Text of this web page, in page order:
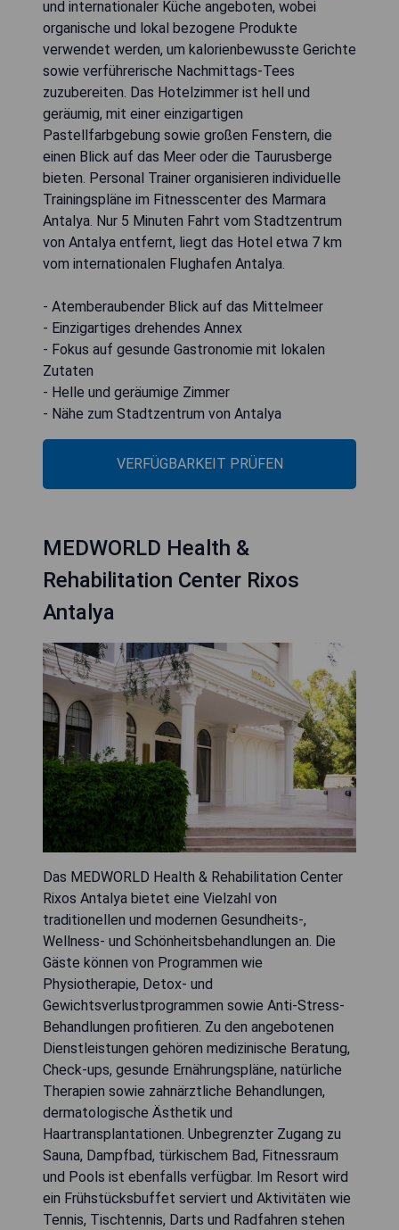
und internationaler Küche angeboten, wobei
organische und lokal bezogene Produkte
verwendet werden, um kalorienbewusste Gerichte
sowie verführerische Nachmittags-Tees
zuzubereiten. Das Hotelzimmer ist hell und
geräumig, mit einer einzigartigen
Pastellfarbgebung sowie großen Fenstern, die
einen Blick auf das Meer oder die Taurusberge
bieten. Personal Trainer organisieren individuelle
Trainingspläne im Fitnesscenter des Marmara
Antalya. Nur 5 Minuten Fahrt vom Stadtzentrum
von Antalya entfernt, liegt das Hotel etwa 7 km
vom internationalen Flughafen Antalya.
- Atemberaubender Blick auf das Mittelmeer
- Einzigartiges drehendes Annex
- Fokus auf gesunde Gastronomie mit lokalen
Zutaten
- Helle und geräumige Zimmer
- Nähe zum Stadtzentrum von Antalya
VERFÜGBARKEIT PRÜFEN
MEDWORLD Health &
Rehabilitation Center Rixos
Antalya
Das MEDWORLD Health & Rehabilitation Center
Rixos Antalya bietet eine Vielzahl von
traditionellen und modernen Gesundheits-,
Wellness- und Schönheitsbehandlungen an. Die
Gäste können von Programmen wie
Physiotherapie, Detox- und
Gewichtsverlustprogrammen sowie Anti-Stress-
Behandlungen profitieren. Zu den angebotenen
Dienstleistungen gehören medizinische Beratung,
Check-ups, gesunde Ernährungspläne, natürliche
Therapien sowie zahnärztliche Behandlungen,
dermatologische Ästhetik und
Haartransplantationen. Unbegrenzter Zugang zu
Sauna, Dampfbad, türkischem Bad, Fitnessraum
und Pools ist ebenfalls verfügbar. Im Resort wird
ein Frühstücksbuffet serviert und Aktivitäten wie
Tennis, Tischtennis, Darts und Radfahren stehen